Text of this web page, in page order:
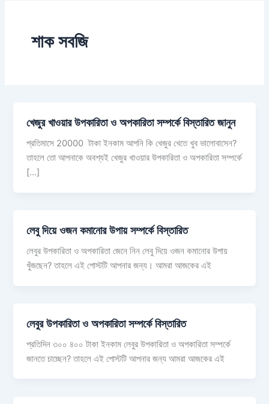
শাক সবজি
খেজুর খাওয়ার উপকারিতা ও অপকারিতা সম্পর্কে বিস্তারিত জানুন
প্রতিমাসে 20000 টাকা ইনকাম আপনি কি খেজুর খেতে খুব ভালোবাসেন?
তাহলে তো আপনাকে অবশ্যই খেজুর খাওয়ার উপকারিতা ও অপকারিতা সম্পর্কে
[…]
লেবু দিয়ে ওজন কমানোর উপায় সম্পর্কে বিস্তারিত
লেবুর উপকারিতা ও অপকারিতা জেনে নিন লেবু দিয়ে ওজন কমানোর উপায়
খুঁজছেন? তাহলে এই পোস্টটি আপনার জন্য। আমরা আজকের এই
লেবুর উপকারিতা ও অপকারিতা সম্পর্কে বিস্তারিত
প্রতিদিন ৩০০ ৪০০ টাকা ইনকাম লেবুর উপকারিতা ও অপকারিতা সম্পর্কে
জানতে চাচ্ছেন? তাহলে এই পোস্টটি আপনার জন্য আমরা আজকের এই